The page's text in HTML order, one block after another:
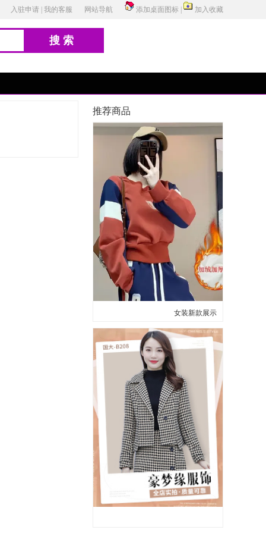
入驻申请 我的客服 网站导航 添加桌面图标 加入收藏
搜索
推荐商品
女装新款展示